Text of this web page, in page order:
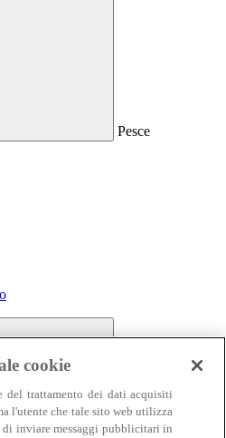
Pesce
cookie
del trattamento dei dati acquisiti
l'utente che tale sito web utilizza
inviare messaggi pubblicitari in